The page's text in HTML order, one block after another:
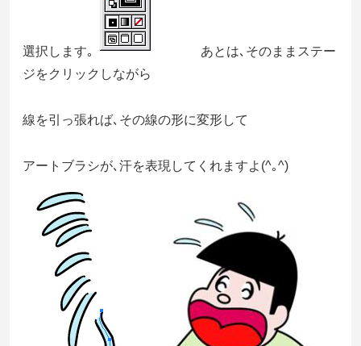
選択します｡
あとは､そのままステー
ジをクリックしながら
線を引っ張れば､その線の形に変形して
アートブラシが､汗を表現してくれますよ(^｡^)